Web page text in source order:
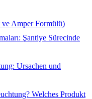
Amper Formülü)
Şantiye Sürecinde
Ursachen und
Welches Produkt